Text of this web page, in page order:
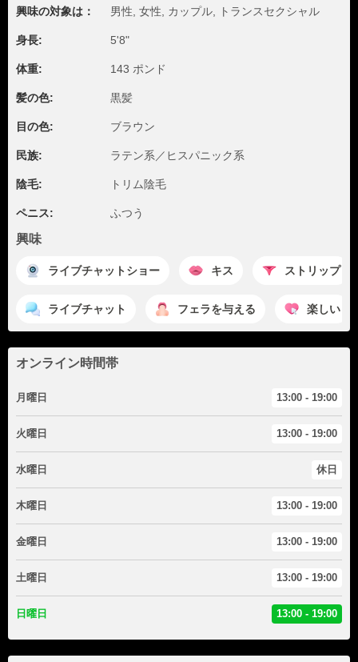
興味の対象は： 男性, 女性, カップル, トランスセクシャル
身長: 5'8"
体重: 143 ポンド
髪の色: 黒髪
目の色: ブラウン
民族: ラテン系／ヒスパニック系
陰毛: トリム陰毛
ペニス: ふつう
興味
ライブチャットショー キス ストリップ
ライブチャット フェラを与える 楽しい
オンライン時間帯
月曜日 13:00 - 19:00
火曜日 13:00 - 19:00
水曜日 休日
木曜日 13:00 - 19:00
金曜日 13:00 - 19:00
土曜日 13:00 - 19:00
日曜日 13:00 - 19:00